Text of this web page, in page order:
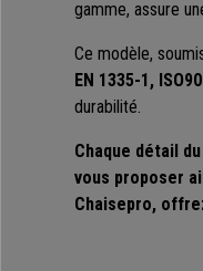
gamme, assure
Ce modèle,
EN 1335-1,
durabilité.
Chaque détail
vous proposer
Chaisepro,